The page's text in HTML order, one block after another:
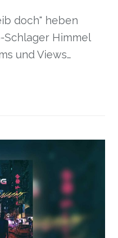
doch" heben
Himmel
und Views…